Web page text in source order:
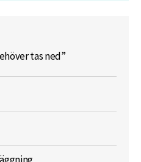
tas ned”